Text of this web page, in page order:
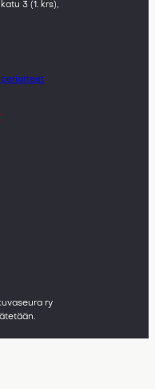
3 (1. krs),
periatteet
ry